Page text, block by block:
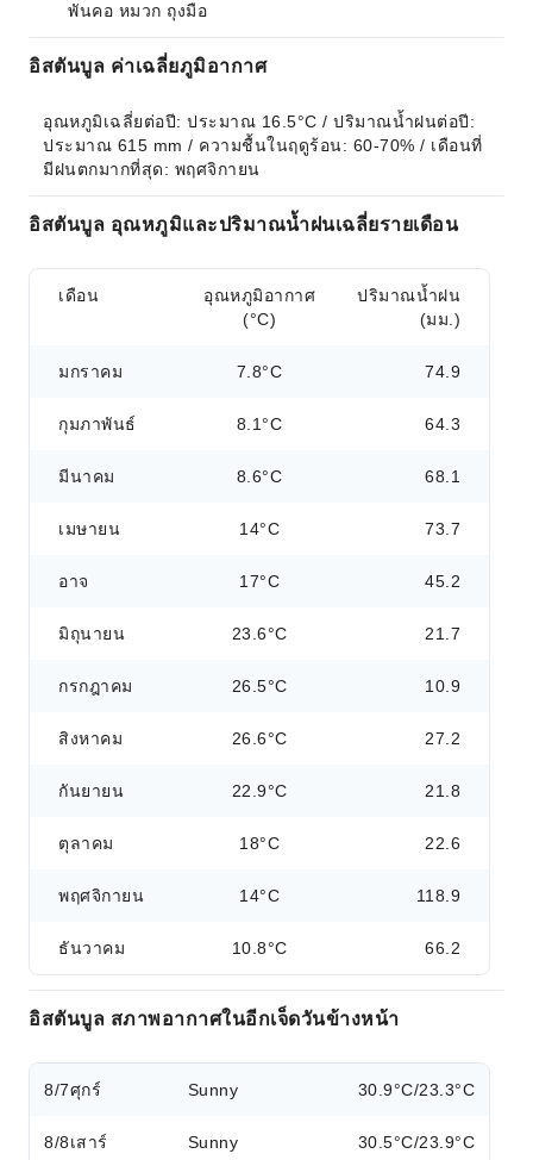
พันคอ หมวก ถุงมือ
อิสตันบูล ค่าเฉลี่ยภูมิอากาศ
อุณหภูมิเฉลี่ยต่อปี: ประมาณ 16.5°C / ปริมาณน้ำฝนต่อปี:
ประมาณ 615 mm / ความชื้นในฤดูร้อน: 60-70% / เดือนที่
มีฝนตกมากที่สุด: พฤศจิกายน
อิสตันบูล อุณหภูมิและปริมาณน้ำฝนเฉลี่ยรายเดือน
เดือน
อุณหภูมิอากาศ
(°C)
ปริมาณน้ำฝน
(มม.)
มกราคม 7.8°C 74.9
กุมภาพันธ์ 8.1°C 64.3
มีนาคม 8.6°C 68.1
เมษายน 14°C 73.7
อาจ 17°C 45.2
มิถุนายน 23.6°C 21.7
กรกฎาคม 26.5°C 10.9
สิงหาคม 26.6°C 27.2
กันยายน 22.9°C 21.8
ตุลาคม 18°C 22.6
พฤศจิกายน 14°C 118.9
ธันวาคม 10.8°C 66.2
อิสตันบูล สภาพอากาศในอีกเจ็ดวันข้างหน้า
8/7ศุกร์ Sunny 30.9°C/23.3°C
8/8เสาร์ Sunny 30.5°C/23.9°C